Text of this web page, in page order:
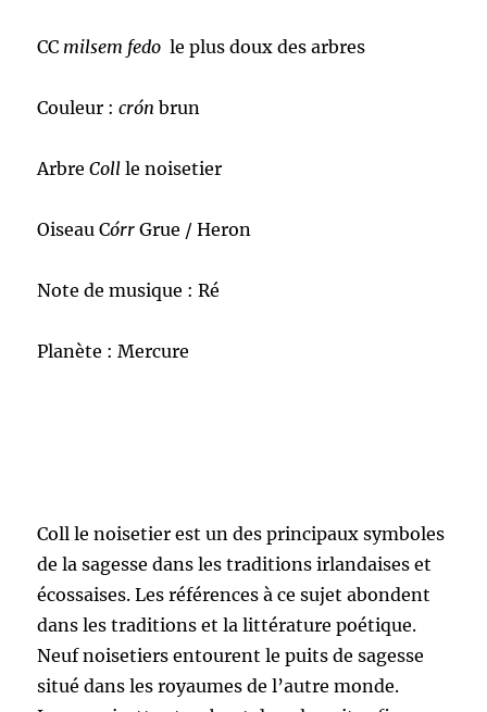
CC milsem fedo le plus doux des arbres
Couleur :crónbrun
ArbreCollle noisetier
Oiseau Córr Grue / Heron
Note de musique : Ré
Planète : Mercure
Coll le noisetier est un des principaux symboles
de la sagesse dans les traditions irlandaises et
écossaises. Les références à ce sujet abondent
dans les traditions et la littérature poétique.
Neuf noisetiers entourent le puits de sagesse
situé dans les royaumes de l’autre monde.